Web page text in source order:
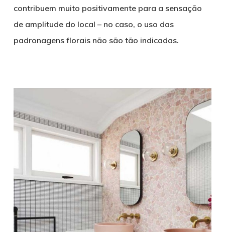
contribuem muito positivamente para a sensação
de amplitude do local – no caso, o uso das
padronagens florais não são tão indicadas.